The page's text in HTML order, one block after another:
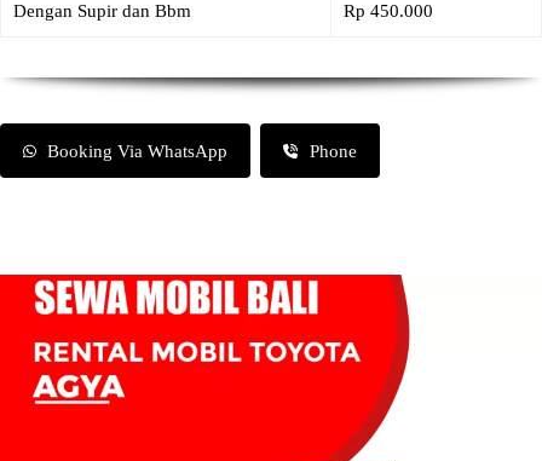
Dengan Supir dan Bbm Rp 450.000
Booking Via WhatsApp Phone